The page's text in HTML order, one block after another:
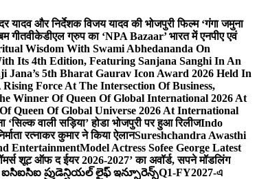
यादव और निर्देशक विजय यादव की भोजपुरी फिल्म ‘गंगा जमुना
गीतवीकेडीएल ग्रुप का ‘NPA Bazaar’ भारत में एनपीए एवं
Wisdom With Swami Abhedananda On
Its 4th Edition, Featuring Sanjana Sanghi In An
Jana’s 5th Bharat Gaurav Icon Award 2026 Held In
Force At The Intersection Of Business,
Winner Of Queen Of Global International 2026 At
Queen Of Global Universe 2026 At International
‘सिल्क वाली सड़िया’ होडा भोजपुरी पर हुआ रिलीजIndo
रत्नाकर कुमार ने किया ऐलानSureshchandra Awasthi
EntertainmentModel Actress Sofee George Latest
शूट ऑफ द ईयर 2026-2027’ का अवॉर्ड, सपने मॉडलिंग
ప్రుడెన్షియల్ లైఫ్ ఇన్సూరెన్స్Q1-FY2027-এ